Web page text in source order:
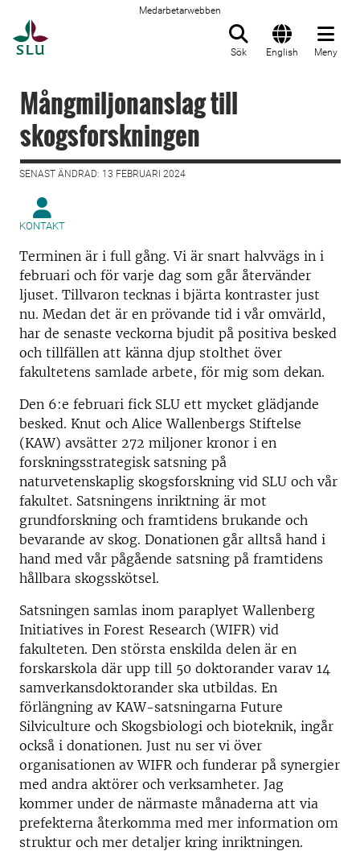
Medarbetarwebben
Sök English Meny
Mångmiljonanslag till
skogsforskningen
SENAST ÄNDRAD: 13 FEBRUARI 2024
KONTAKT
Terminen är i full gång. Vi är snart halvvägs in i
februari och för varje dag som går återvänder
ljuset. Tillvaron tecknas i bjärta kontraster just
nu. Medan det är en prövande tid i vår omvärld,
har de senaste veckorna bjudit på positiva besked
och tillfällen att känna djup stolthet över
fakultetens samlade arbete, för mig som dekan.
Den 6:e februari fick SLU ett mycket glädjande
besked. Knut och Alice Wallenbergs Stiftelse
(KAW) avsätter 272 miljoner kronor i en
forskningsstrategisk satsning på
naturvetenskaplig skogsforskning vid SLU och vår
fakultet. Satsningens inriktning är mot
grundforskning och framtidens brukande och
bevarande av skog. Donationen går alltså hand i
hand med vår pågående satsning på framtidens
hållbara skogsskötsel.
Satsningen samlas inom paraplyet Wallenberg
Initiatives in Forest Research (WIFR) vid
fakulteten. Den största enskilda delen är en
forskarskola där upp till 50 doktorander varav 14
samverkansdoktorander ska utbildas. En
förlängning av KAW-satsningarna Future
Silviculture och Skogsbiologi och bioteknik, ingår
också i donationen. Just nu ser vi över
organisationen av WIFR och funderar på synergier
med andra aktörer och verksamheter. Jag
kommer under de närmaste månaderna att via
prefekterna återkomma med mer information om
struktur och mer detaljer kring inriktningen.